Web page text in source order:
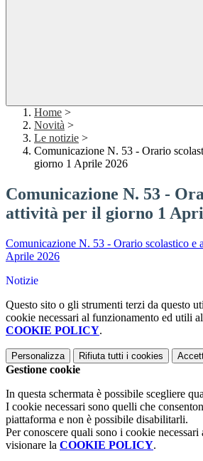
Home >
Novità >
Le notizie >
Comunicazione N. 53 - Orario
giorno 1 Aprile 2026
Comunicazione N. 53 -
attività per il giorno 1
Comunicazione N. 53 - Orario scolastico e
Aprile 2026
Notizie
Questo sito o gli strumenti terzi da questo
cookie necessari al funzionamento ed utili
COOKIE POLICY.
Personalizza Rifiuta tutti i cookies
Gestione cookie
In questa schermata è possibile scegliere
I cookie necessari sono quelli che
piattaforma e non è possibile disabilitarli.
Per conoscere quali sono i cookie
visionare la COOKIE POLICY.